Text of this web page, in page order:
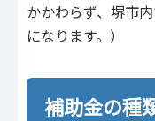
かかわらず、堺市
になります。）
補助金の種